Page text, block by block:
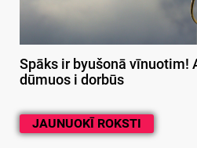
Spāks ir byušonā vīnuotim!
dūmuos i dorbūs
JAUNUOKĪ ROKSTI